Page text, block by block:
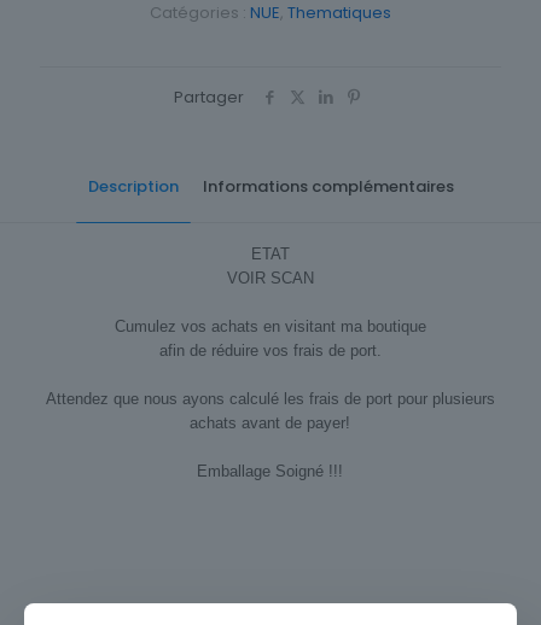
Catégories : NUE, Thematiques
Partager
Description Informations complémentaires
ETAT
VOIR SCAN
Cumulez vos achats en visitant ma boutique
afin de réduire vos frais de port.
Attendez que nous ayons calculé les frais de port pour plusieurs
achats avant de payer!
Emballage Soigné !!!
Origine